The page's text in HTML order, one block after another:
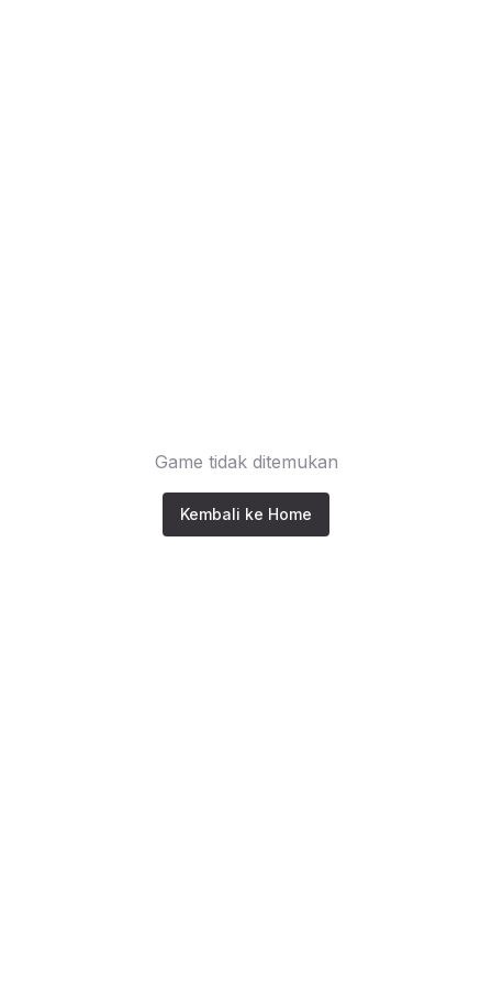
Game tidak ditemukan
Kembali ke Home